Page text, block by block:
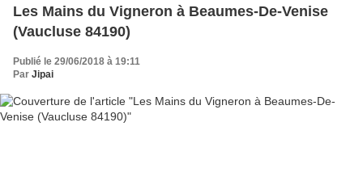
Les Mains du Vigneron à Beaumes-De-Venise
(Vaucluse 84190)
Publié le 29/06/2018 à 19:11
Par Jipai